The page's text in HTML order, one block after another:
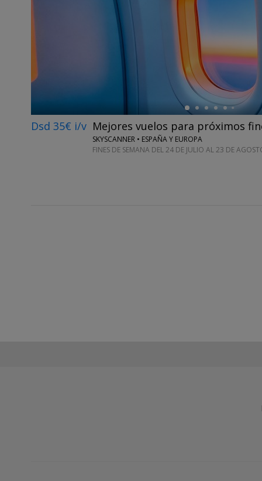
Dsd 35€ i/v Mejores vuelos para próximos
SKYSCANNER • ESPAÑA Y EUROPA
FINES DE SEMANA DEL 24 DE JULIO AL 23 DE